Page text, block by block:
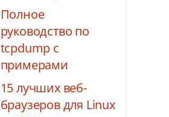
Полное
руководство по
tcpdump с
примерами
15 лучших веб-
браузеров для Linux